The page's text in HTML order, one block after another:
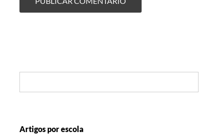
Artigos por escola